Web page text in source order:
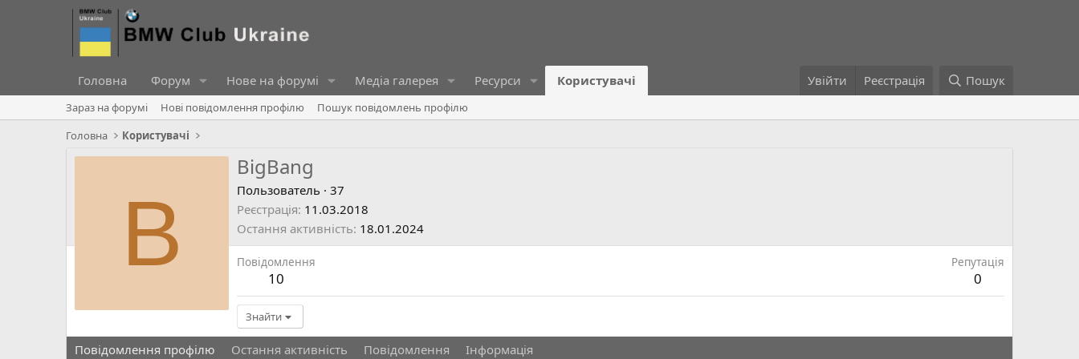
Головна Форум Нове на форумі Медіа галерея Ресурси Користувачі Увійти Реєстрація Пошук
Зараз на форумі Нові повідомлення профілю
Пошук повідомлень профілю
Головна
Користувачі
B
BigBang
Пользователь · 37
Реєстрація 11.03.2018
Остання активність 18.01.2024
Повідомлення
10
Репутація
0
Знайти
Повідомлення профілю Остання активність Повідомлення Інформація